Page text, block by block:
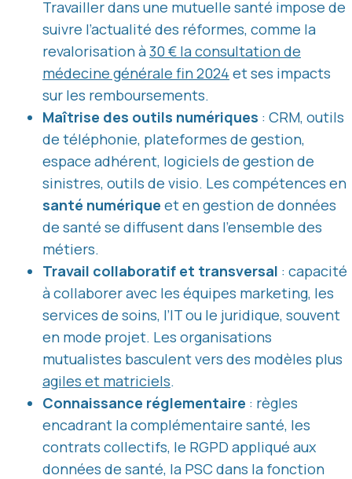
Travailler dans une mutuelle santé impose de
suivre l’actualité des réformes, comme la
revalorisation à30 € la consultation de
médecine générale fin 2024 et ses impacts
sur les remboursements.
Maîtrise des outils numériques : CRM, outils
de téléphonie, plateformes de gestion,
espace adhérent, logiciels de gestion de
sinistres, outils de visio. Les compétences en
santé numérique et en gestion de données
de santé se diffusent dans l’ensemble des
métiers.
Travail collaboratif et transversal : capacité
à collaborer avec les équipes marketing, les
services de soins, l’IT ou le juridique, souvent
en mode projet. Les organisations
mutualistes basculent vers des modèles plus
agiles et matriciels.
Connaissance réglementaire : règles
encadrant la complémentaire santé, les
contrats collectifs, le RGPD appliqué aux
données de santé, la PSC dans la fonction